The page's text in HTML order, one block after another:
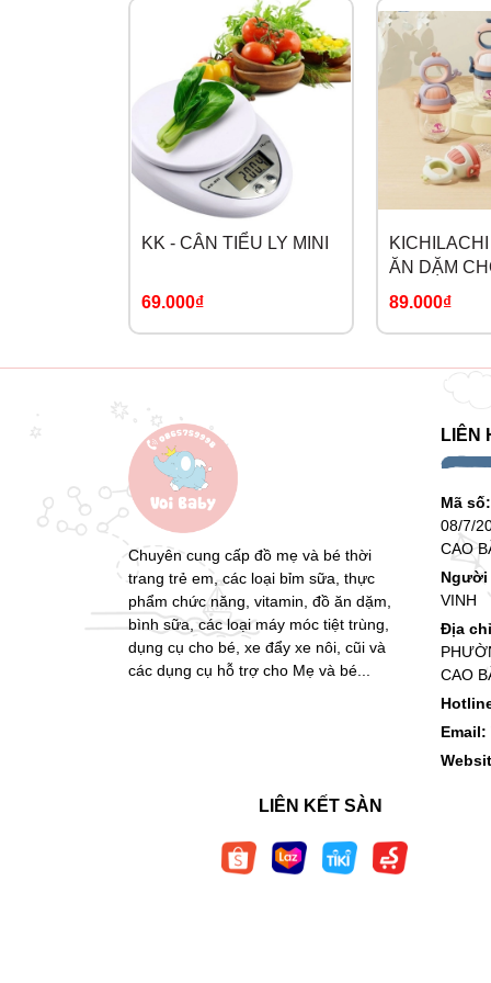
KK - CÂN TIỂU LY MINI
69.000₫
ĂN DẶM
89.000₫
Chuyên cung cấp đồ mẹ và bé thời
trang trẻ em, các loại bỉm sữa, thực
phẩm chức năng, vitamin, đồ ăn dặm,
bình sữa, các loại máy móc tiệt trùng,
dụng cụ cho bé, xe đẩy xe nôi, cũi và
các dụng cụ hỗ trợ cho Mẹ và bé...
LIÊN
Mã số:
08/7/
CAO
Người
VINH
Địa
CAO
Email:
LIÊN KẾT SÀN